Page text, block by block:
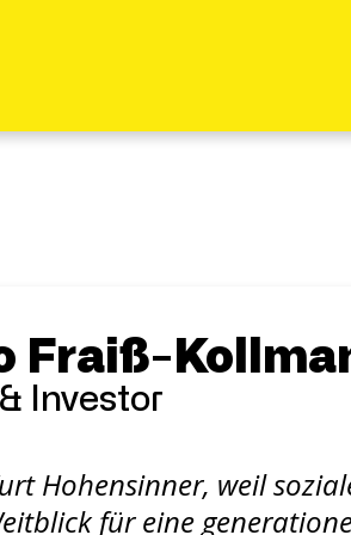
Fraiß-
Investor
Hohensinner, weil
für eine